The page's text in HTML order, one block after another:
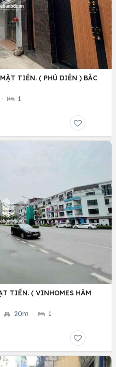
TIỀN. ( PHÚ DIỄN ) BẮC
· 1
TIỀN. ( VINHOMES HÀM
20m · 1